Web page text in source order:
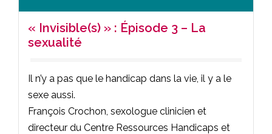
« Invisible(s) » : Épisode 3 – La
sexualité
Il n’y a pas que le handicap dans la vie, il y a le
sexe aussi.
François Crochon, sexologue clinicien et
directeur du Centre Ressources Handicaps et